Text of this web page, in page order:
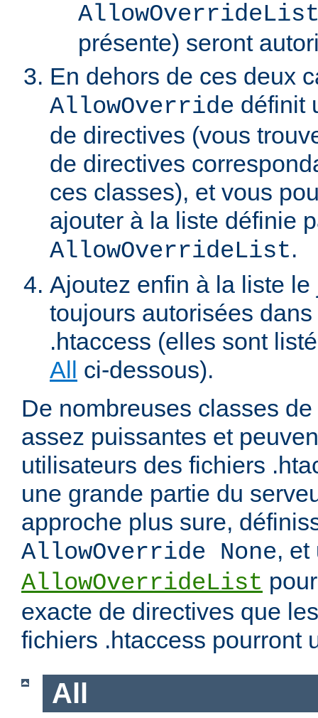
présente) seront
En dehors de ces deux
AllowOverride définit
de directives (vous
de directives
ces classes), et vous
ajouter à la liste définie
AllowOverrideList.
Ajoutez enfin à la liste
toujours autorisées
.htaccess (elles sont
All ci-dessous).
De nombreuses classes
assez puissantes et
utilisateurs des fichiers
une grande partie du
approche plus sure,
AllowOverride None, et
AllowOverrideList
exacte de directives que
fichiers .htaccess pourront
All